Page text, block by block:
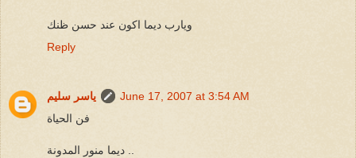
ويارب ديما اكون عند حسن ظنك
Reply
ياسر سليم
June 17, 2007 at 3:54 AM
فن الحياة